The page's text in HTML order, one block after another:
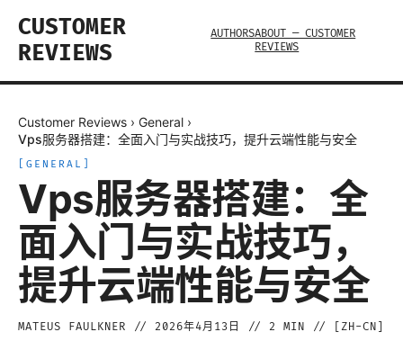
CUSTOMER
REVIEWS
AUTHORSABOUT — CUSTOMER
REVIEWS
Customer Reviews › General ›
Vps服务器搭建：全面入门与实战技巧，提升云端性能与安全
GENERAL
Vps服务器搭建：全
面入门与实战技巧，
提升云端性能与安全
MATEUS FAULKNER // 2026年4月13日 // 2 MIN // [ ZH-CN